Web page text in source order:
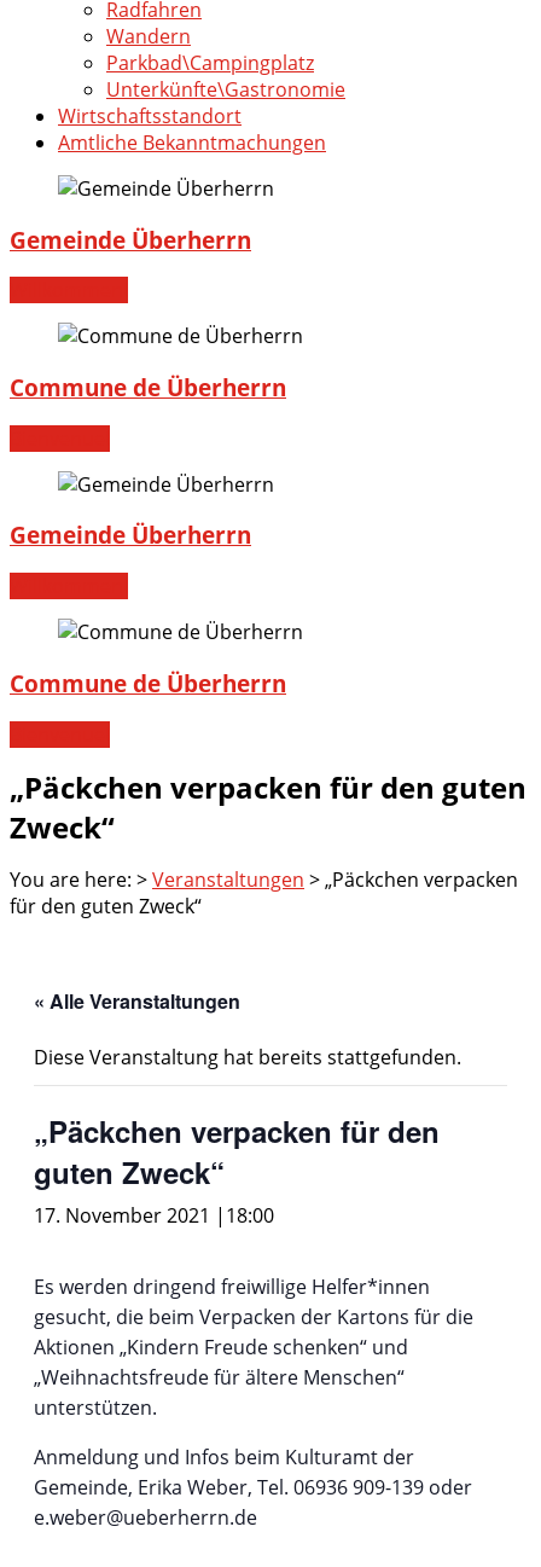
Radfahren
Wandern
Parkbad\Campingplatz
Unterkünfte\Gastronomie
Wirtschaftsstandort
Amtliche Bekanntmachungen
Gemeinde Überherrn
Commune de Überherrn
Gemeinde Überherrn
Commune de Überherrn
„Päckchen verpacken für den guten
Zweck“
You are here: >Veranstaltungen >„Päckchen verpacken
für den guten Zweck“
« Alle Veranstaltungen
Diese Veranstaltung hat bereits stattgefunden.
„Päckchen verpacken für den
guten Zweck“
17. November 2021 |18:00
Es werden dringend freiwillige Helfer*innen
gesucht, die beim Verpacken der Kartons für die
Aktionen „Kindern Freude schenken“ und
„Weihnachtsfreude für ältere Menschen“
unterstützen.
Anmeldung und Infos beim Kulturamt der
Gemeinde, Erika Weber, Tel. 06936 909-139 oder
e.weber@ueberherrn.de